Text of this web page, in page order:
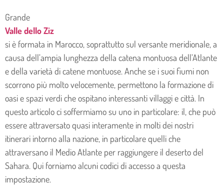
Grande
Valle dello Ziz
si è formata in Marocco, soprattutto sul versante meridionale, a
causa dell’ampia lunghezza della catena montuosa dell’Atlante
e della varietà di catene montuose. Anche se i suoi fiumi non
scorrono più molto velocemente, permettono la formazione di
oasi e spazi verdi che ospitano interessanti villaggi e città. In
questo articolo ci soffermiamo su uno in particolare: il, che può
essere attraversato quasi interamente in molti dei nostri
itinerari intorno alla nazione, in particolare quelli che
attraversano il Medio Atlante per raggiungere il deserto del
Sahara. Qui forniamo alcuni codici di accesso a questa
impostazione.